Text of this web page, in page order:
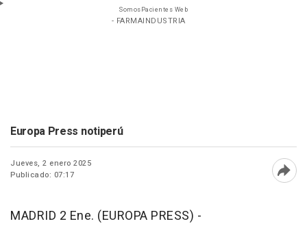
SomosPacientes Web
- FARMAINDUSTRIA
Europa Press notiperú
Jueves, 2 enero 2025
Publicado: 07:17
MADRID 2 Ene. (EUROPA PRESS) -